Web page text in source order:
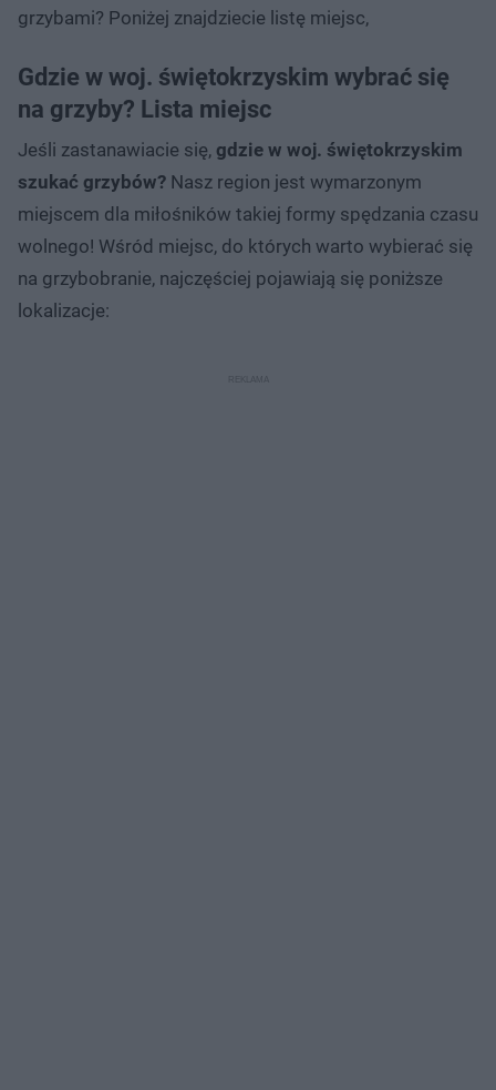
grzybami? Poniżej znajdziecie listę miejsc,
Gdzie w woj. świętokrzyskim wybrać się
na grzyby? Lista miejsc
Jeśli zastanawiacie się, gdzie w woj. świętokrzyskim
szukać grzybów? Nasz region jest wymarzonym
miejscem dla miłośników takiej formy spędzania czasu
wolnego! Wśród miejsc, do których warto wybierać się
na grzybobranie, najczęściej pojawiają się poniższe
lokalizacje: